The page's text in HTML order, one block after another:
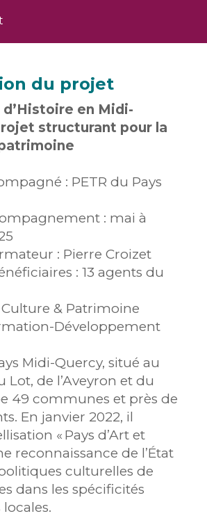
du projet
d’Histoire en Midi-
structurant pour la
: PETR du Pays
: mai à
: Pierre Croizet
: 13 agents du
& Patrimoine
Développement
Midi-Quercy, situé au
de l’Aveyron et du
49 communes et près de
En janvier 2022, il
« Pays d’Art et
reconnaissance de l’État
culturelles de
dans les spécificités